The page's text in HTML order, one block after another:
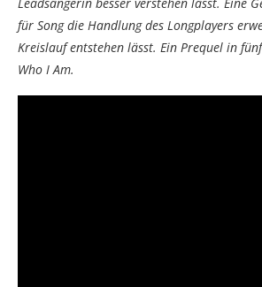
Leadsängerin besser verstehen lässt. Eine
für Song die Handlung des Longplayers
Kreislauf entstehen lässt. Ein Prequel in
Who I Am.